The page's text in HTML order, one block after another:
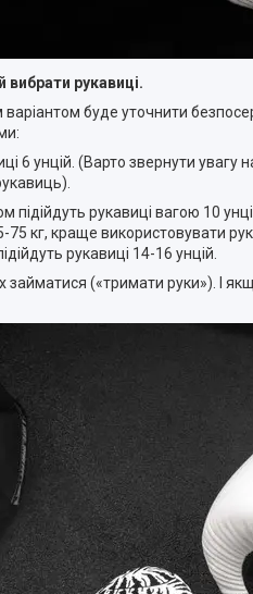
вибрати рукавиці.
буде уточнити
6 унцій. (Варто звернути
рукавиці вагою 10
кг, краще використовувати
рукавиці 14-16 унцій.
займатися («тримати руки»). І